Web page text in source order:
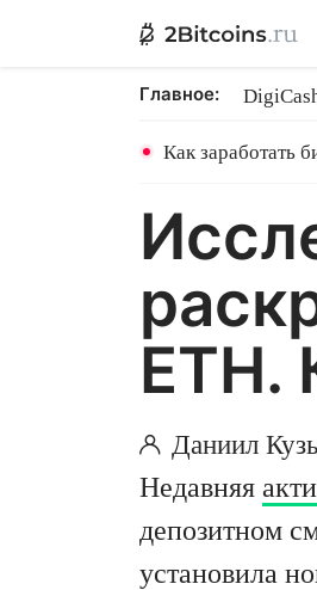
Главное:
Как заработать
ETH.
Даниил
Недавняя
депозитном
установила